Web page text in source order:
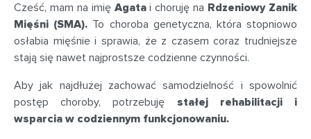
Cześć, mam na imię Agatai choruję na Rdzeniowy Zanik
Mięśni (SMA). To choroba genetyczna, która stopniowo
osłabia mięśnie i sprawia, że z czasem coraz trudniejsze
stają się nawet najprostsze codzienne czynności.
Aby jak najdłużej zachować samodzielność i spowolnić
postęp choroby, potrzebuję stałej rehabilitacji i
wsparcia w codziennym funkcjonowaniu.